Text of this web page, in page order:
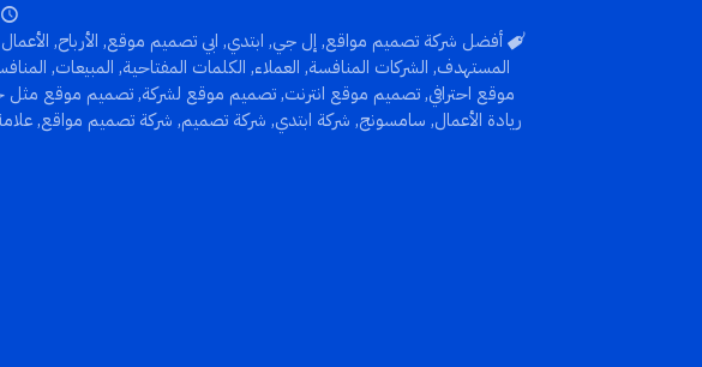
أفضل شركة تصميم مواقع, إل جي, ابتدي, ابي تصميم موقع, الأرباح,
المستهدف, الشركات المنافسة, العملاء, الكلمات المفتاحية, المبيعات,
موقع احترافي,تصميم موقع انترنت,تصميم موقع لشركة,تصميم موقع مثل
ريادة الأعمال, سامسونج, شركة ابتدي, شركة تصميم, شركة تصميم مواقع,